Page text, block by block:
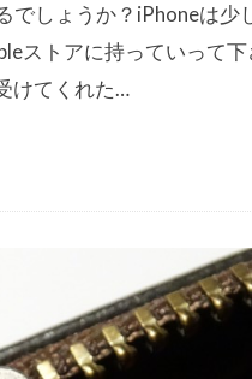
でしょうか？iPhoneは少
ストアに持っていって
けてくれた…